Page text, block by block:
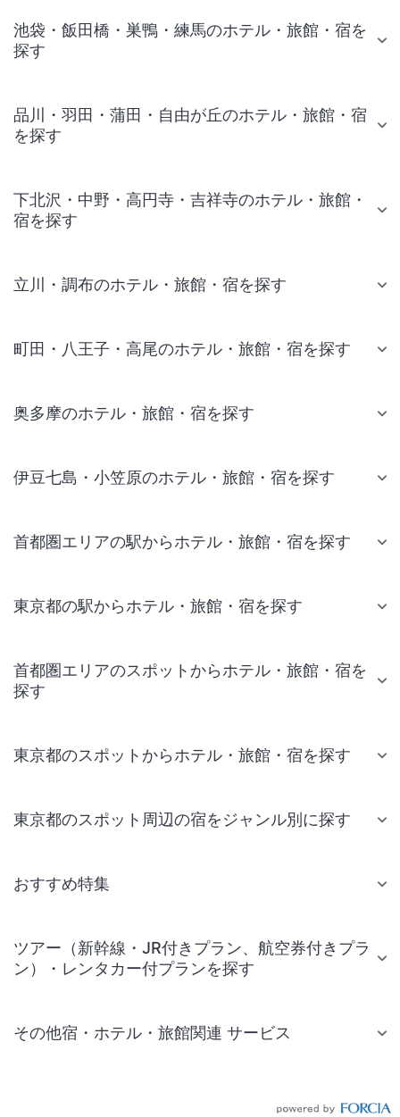
池袋・飯田橋・巣鴨・練馬のホテル・旅館・宿を
探す
品川・羽田・蒲田・自由が丘のホテル・旅館・宿
を探す
下北沢・中野・高円寺・吉祥寺のホテル・旅館・
宿を探す
立川・調布のホテル・旅館・宿を探す
町田・八王子・高尾のホテル・旅館・宿を探す
奥多摩のホテル・旅館・宿を探す
伊豆七島・小笠原のホテル・旅館・宿を探す
首都圏エリアの駅からホテル・旅館・宿を探す
東京都の駅からホテル・旅館・宿を探す
首都圏エリアのスポットからホテル・旅館・宿を
探す
東京都のスポットからホテル・旅館・宿を探す
東京都のスポット周辺の宿をジャンル別に探す
おすすめ特集
ツアー（新幹線・JR付きプラン、航空券付きプラ
ン）・レンタカー付プランを探す
その他宿・ホテル・旅館関連 サービス